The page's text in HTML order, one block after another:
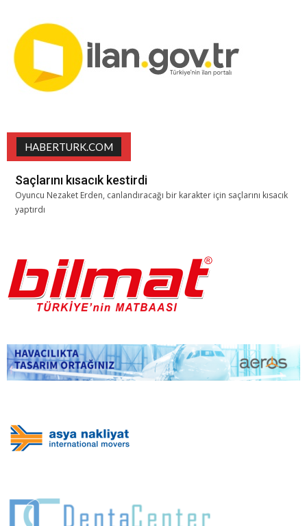
HABERTURK.COM
Saçlarını kısacık kestirdi
Oyuncu Nezaket Erden, canlandıracağı bir karakter için saçlarını kısacık
yaptırdı